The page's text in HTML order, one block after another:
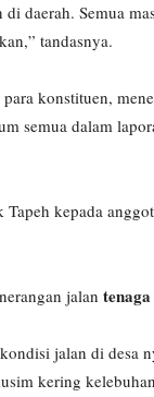
daerah. Semua
tandasnya.
konstituen,
semua dalam
kepada
jalan
jalan di desa
kering